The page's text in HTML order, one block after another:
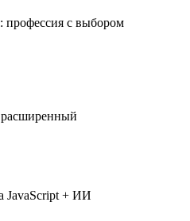
профессия с выбором
расширенный
JavaScript + ИИ